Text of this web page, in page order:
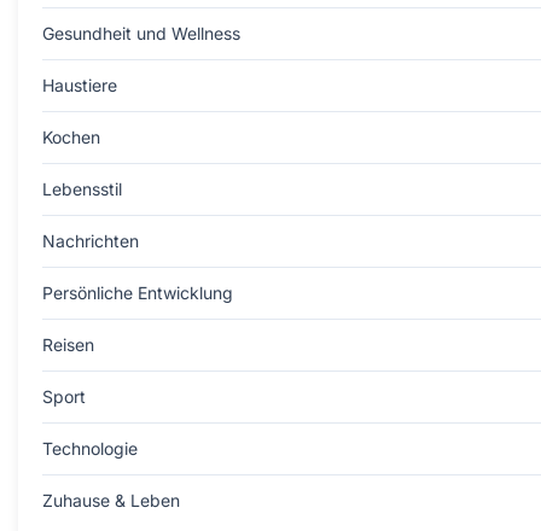
Gesundheit und Wellness
Haustiere
Kochen
Lebensstil
Nachrichten
Persönliche Entwicklung
Reisen
Sport
Technologie
Zuhause & Leben